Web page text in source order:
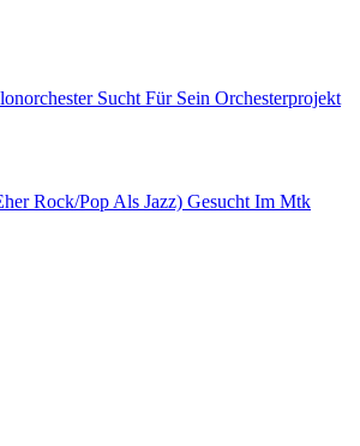
Sucht Für Sein Orchesterprojekt
Rock/Pop Als Jazz) Gesucht Im Mtk